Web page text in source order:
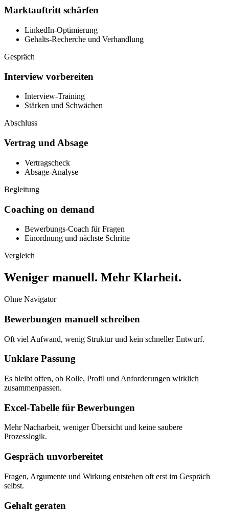
Marktauftritt schärfen
LinkedIn-Optimierung
Gehalts-Recherche und Verhandlung
Gespräch
Interview vorbereiten
Interview-Training
Stärken und Schwächen
Abschluss
Vertrag und Absage
Vertragscheck
Absage-Analyse
Begleitung
Coaching on demand
Bewerbungs-Coach für Fragen
Einordnung und nächste Schritte
Vergleich
Weniger manuell. Mehr Klarheit.
Ohne Navigator
Bewerbungen manuell schreiben
Oft viel Aufwand, wenig Struktur und kein schneller Entwurf.
Unklare Passung
Es bleibt offen, ob Rolle, Profil und Anforderungen wirklich
zusammenpassen.
Excel-Tabelle für Bewerbungen
Mehr Nacharbeit, weniger Übersicht und keine saubere
Prozesslogik.
Gespräch unvorbereitet
Fragen, Argumente und Wirkung entstehen oft erst im Gespräch
selbst.
Gehalt geraten